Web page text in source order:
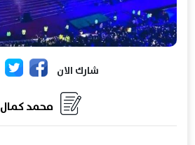
شارك الان
محمد كمال